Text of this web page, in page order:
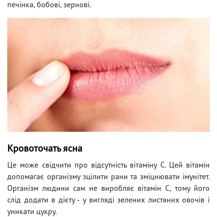
печінка, бобові, зернові.
Кровоточать ясна
Це може свідчити про відсутність вітаміну С. Цей вітамін
допомагає організму зцілити рани та зміцнювати імунітет.
Організм людини сам не виробляє вітамін С, тому його
слід додати в дієту - у вигляді зелених листяних овочів і
уникати цукру.